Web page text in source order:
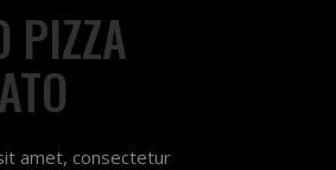
PIZZA
amet, consectetur